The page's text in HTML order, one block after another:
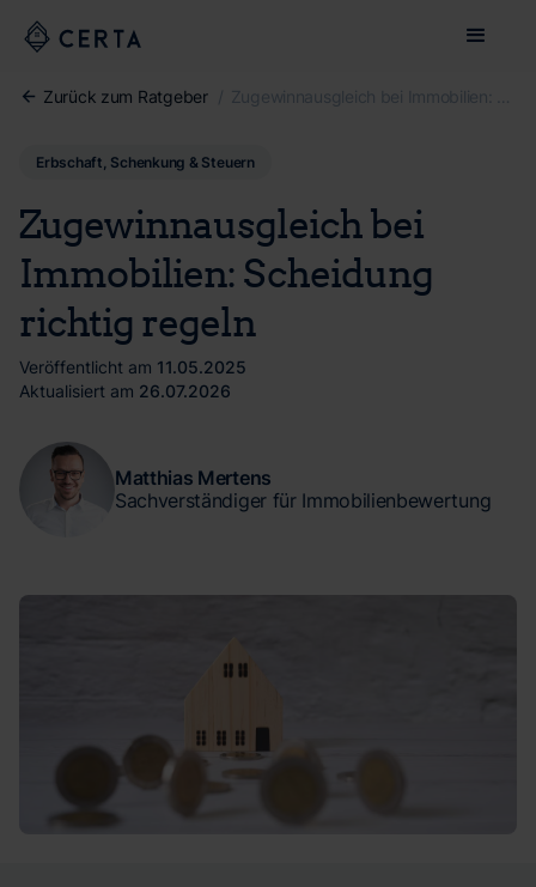
Zurück zum Ratgeber /
Erbschaft, Schenkung & Steuern
Zugewinnausgleich bei
Immobilien: Scheidung
richtig regeln
Veröffentlicht am 11.05.2025
Aktualisiert am 26.07.2026
Matthias Mertens
Sachverständiger für Immobilienbewertung